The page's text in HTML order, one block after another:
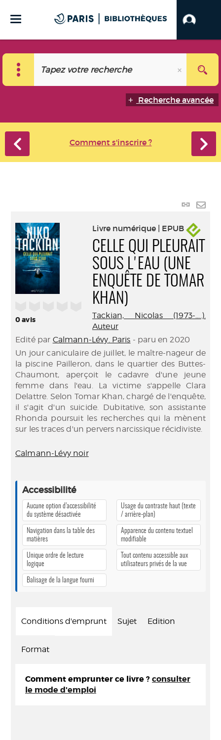
Recherche avancée
Comment s'inscrire ?
Lien
0avis
Livre numérique | EPUB
CELLE QUI PLEURAIT
SOUS L'EAU (UNE
ENQUÊTE DE TOMAR
KHAN)
Tackian, Nicolas (1973-....).
Auteur
Edité par Calmann-Lévy. Paris - paru en 2020
Un jour caniculaire de juillet, le maître-nageur de
la piscine Pailleron, dans le quartier des Buttes-
Chaumont, aperçoit le cadavre d'une jeune
femme dans l'eau. La victime s'appelle Clara
Delattre. Selon Tomar Khan, chargé de l'enquête,
il s'agit d'un suicide. Dubitative, son assistante
Rhonda poursuit les recherches qui la mènent
sur les traces d'un pervers narcissique récidiviste.
Calmann-Lévy noir
Accessibilité
Aucune option d’accessibilité
du système désactivée
Navigation dans la table des
matières
Unique ordre de lecture
logique
Balisage de la langue fourni
Usage du contraste haut (texte
/ arrière-plan)
Apparence du contenu textuel
modifiable
Tout contenu accessible aux
utilisateurs privés de la vue
Conditions d'emprunt Sujet Edition
Format
Comment emprunter ce livre ? consulter
le mode d'emploi